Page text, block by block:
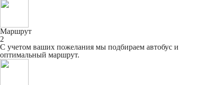
Маршрут
2
С учетом ваших пожелания мы подбираем автобус и
оптимальный маршрут.